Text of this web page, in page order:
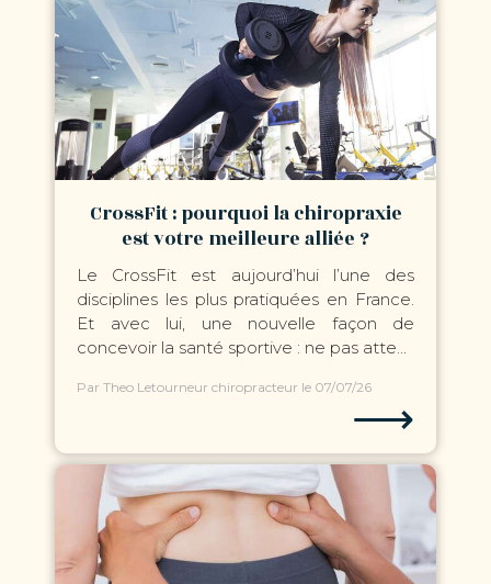
CrossFit : pourquoi la chiropraxie
est votre meilleure alliée ?
Le CrossFit est aujourd’hui l’une des
disciplines les plus pratiquées en France.
Et avec lui, une nouvelle façon de
concevoir la santé sportive : ne pas atte...
Par Theo Letourneur chiropracteur le 07/07/26
⟶